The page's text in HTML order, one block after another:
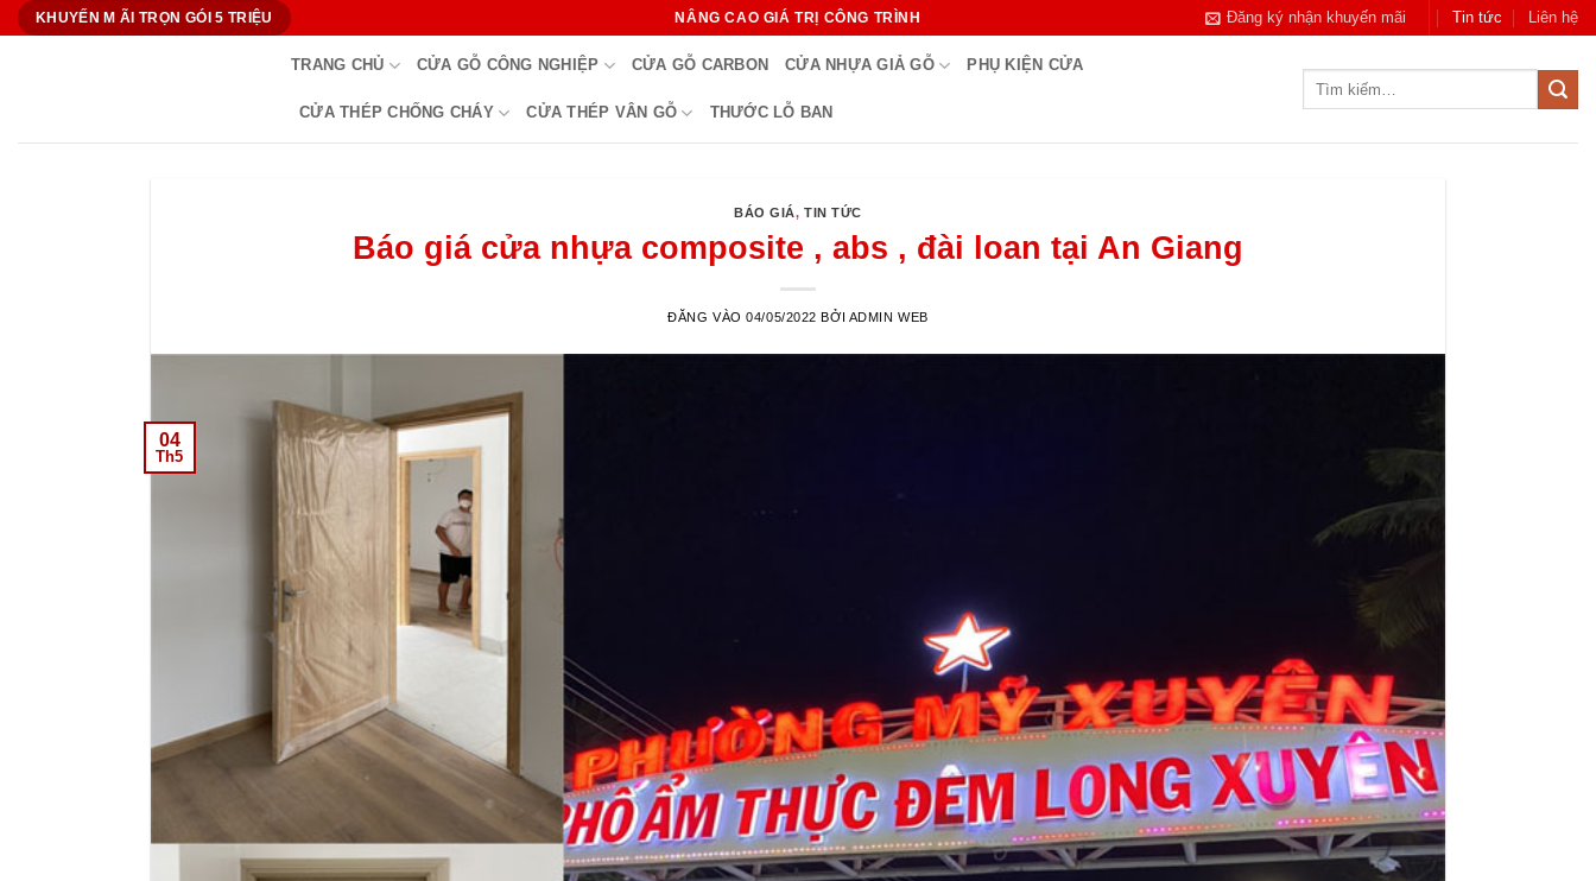
Bỏ
KHUYẾN M ÃI TRỌN GÓI 5 TRIỆU NÂNG CAO GIÁ TRỊ CÔNG TRÌNH Đăng ký nhận khuyến mãi Tin tức Liên hệ
TRANG CHỦ CỬA GỖ CÔNG NGHIỆP CỬA GỖ CARBON CỬA NHỰA GIẢ GỖ PHỤ KIỆN CỬA
CỬA THÉP CHỐNG CHÁY CỬA THÉP VÂN GỖ THƯỚC LỖ BAN
BÁO GIÁ,TIN TỨC
Báo giá cửa nhựa composite , abs , đài loan tại An Giang
ĐĂNG VÀO04/05/2022 BỞI ADMIN WEB
04
Th5